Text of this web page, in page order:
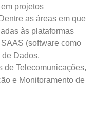
projetos
as áreas em que
às plataformas
(software como
Dados,
de Telecomunicações,
e Monitoramento de